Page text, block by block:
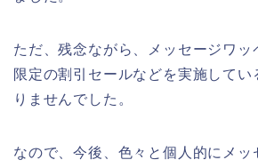
ただ、残念ながら、メッセージワッ
限定の割引セールなどを実施してい
りませんでした。
なので、今後、色々と個人的にメッ